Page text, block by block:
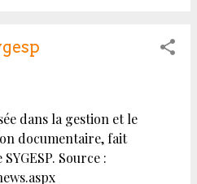
et le
existantes inclut les
JDF pour garantir
améliorer l’efficacité
cross-média de XMF
dans la gestion et le
documentaire, fait
Source :